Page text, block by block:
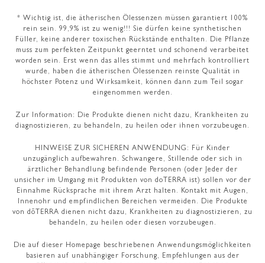
* Wichtig ist, die ätherischen Ölessenzen müssen garantiert 100%
rein sein. 99,9% ist zu wenig!!! Sie dürfen keine synthetischen
Füller, keine anderer toxischen Rückstände enthalten. Die Pflanze
muss zum perfekten Zeitpunkt geerntet und schonend verarbeitet
worden sein. Erst wenn das alles stimmt und mehrfach kontrolliert
wurde, haben die ätherischen Ölessenzen reinste Qualität in
höchster Potenz und Wirksamkeit, können dann zum Teil sogar
eingenommen werden.
Zur Information: Die Produkte dienen nicht dazu, Krankheiten zu
diagnostizieren, zu behandeln, zu heilen oder ihnen vorzubeugen.
HINWEISE ZUR SICHEREN ANWENDUNG: Für Kinder
unzugänglich aufbewahren. Schwangere, Stillende oder sich in
ärztlicher Behandlung befindende Personen (oder Jeder der
unsicher im Umgang mit Produkten von doTERRA ist) sollen vor der
Einnahme Rücksprache mit ihrem Arzt halten. Kontakt mit Augen,
Innenohr und empfindlichen Bereichen vermeiden. Die Produkte
von dōTERRA dienen nicht dazu, Krankheiten zu diagnostizieren, zu
behandeln, zu heilen oder diesen vorzubeugen.
Die auf dieser Homepage beschriebenen Anwendungsmöglichkeiten
basieren auf unabhängiger Forschung, Empfehlungen aus der